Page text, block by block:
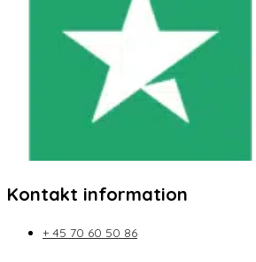
Kontakt information
+ 45 70 60 50 86